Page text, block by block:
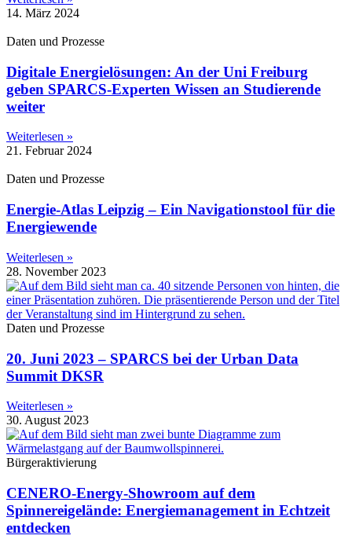
14. März 2024
Daten und Prozesse
Digitale Energielösungen: An der Uni Freiburg
geben SPARCS-Experten Wissen an Studierende
weiter
Weiterlesen »
21. Februar 2024
Daten und Prozesse
Energie-Atlas Leipzig – Ein Navigationstool für die
Energiewende
Weiterlesen »
28. November 2023
Daten und Prozesse
20. Juni 2023 – SPARCS bei der Urban Data
Summit DKSR
Weiterlesen »
30. August 2023
Bürgeraktivierung
CENERO-Energy-Showroom auf dem
Spinnereigelände: Energiemanagement in Echtzeit
entdecken